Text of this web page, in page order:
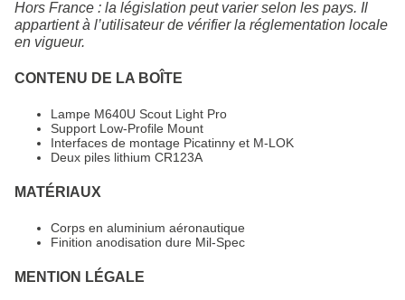
Hors France : la législation peut varier selon les pays. Il
appartient à l’utilisateur de vérifier la réglementation locale
en vigueur.
CONTENU DE LA BOÎTE
Lampe M640U Scout Light Pro
Support Low‑Profile Mount
Interfaces de montage Picatinny et M‑LOK
Deux piles lithium CR123A
MATÉRIAUX
Corps en aluminium aéronautique
Finition anodisation dure Mil‑Spec
MENTION LÉGALE